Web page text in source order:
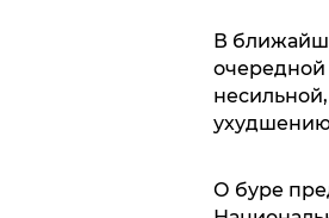
В
очередной
ухудшению
О буре